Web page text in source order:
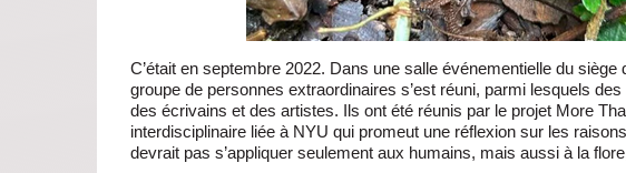
C’était en septembre 2022. Dans une salle événementielle du
groupe de personnes extraordinaires s’est réuni, parmi lesquels
des écrivains et des artistes. Ils ont été réunis par le projet More
interdisciplinaire liée à NYU qui promeut une réflexion sur les
devrait pas s’appliquer seulement aux humains, mais aussi à la